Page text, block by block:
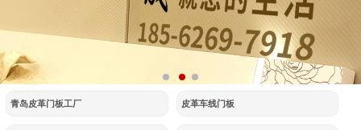
青岛皮革门板工厂 皮革车线门板